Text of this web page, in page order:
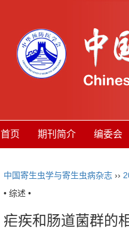
首页 期刊简介 编委会
中国寄生虫学与寄生虫病杂志 ››
• 综述 •
疟疾和肠道菌群的